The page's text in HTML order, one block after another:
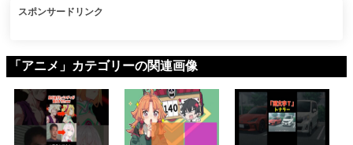
スポンサードリンク
「アニメ」カテゴリーの関連画像